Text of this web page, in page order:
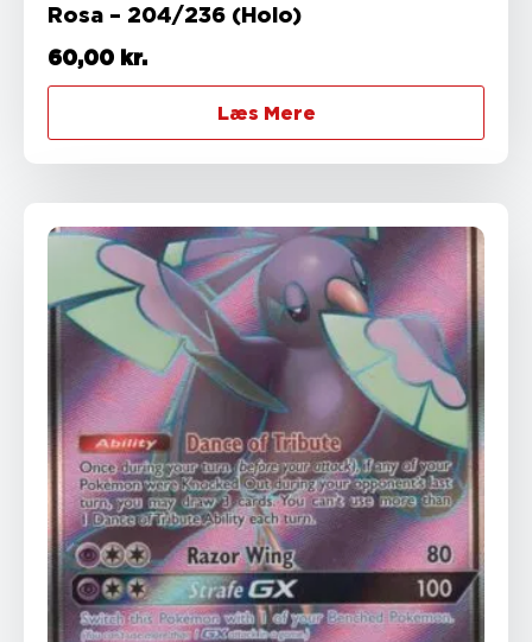
Rosa – 204/236 (Holo)
60,00 kr.
Læs Mere